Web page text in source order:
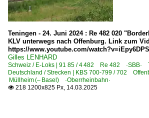
Teningen - 24. Juni 2024 : Re 482 020
KLV unterwegs nach Offenburg. Link zum
https://www.youtube.com/
Gilles LENHARD
Schweiz / E-Loks | 91 85 / 4 482 Re 482 ·SBB·
Deutschland / Strecken | KBS 700-799 / 702
Müllheim (– Basel) ·Oberrheinbahn·
 218 1200x825 Px, 14.03.2025